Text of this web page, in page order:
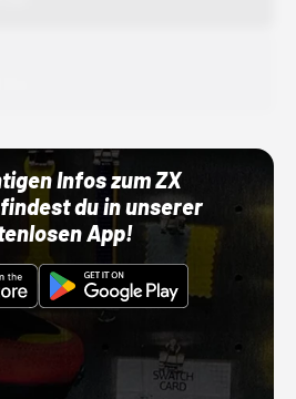
Infos zum ZX
du in unserer
App!